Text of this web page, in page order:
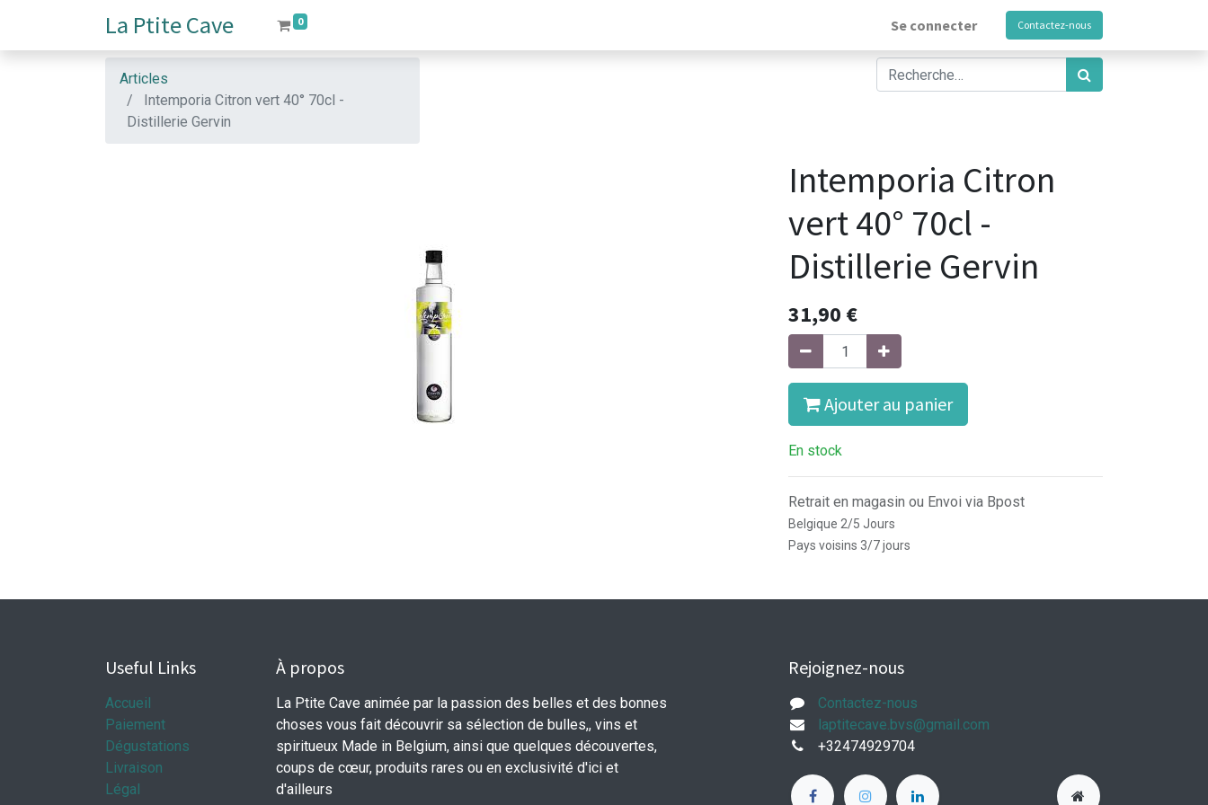
La Ptite Cave 0 Se connecter Contactez-nous
Articles
Intemporia Citron vert 40° 70cl -
Distillerie Gervin
Intemporia Citron
vert 40° 70cl -
Distillerie Gervin
31,90 €
Ajouter au panier
En stock
Retrait en magasin ou Envoi via Bpost
Belgique 2/5 Jours
Pays voisins 3/7 jours
Useful Links
Accueil
Paiement
Dégustations
Livraison
Légal
À propos
La Ptite Cave animée par la passion des belles et des bonnes
choses vous fait découvrir sa sélection de bulles,, vins et
spiritueux Made in Belgium, ainsi que quelques découvertes,
coups de cœur, produits rares ou en exclusivité d'ici et
d'ailleurs
Rejoignez-nous
Contactez-nous
laptitecave.bvs@gmail.com
+32474929704